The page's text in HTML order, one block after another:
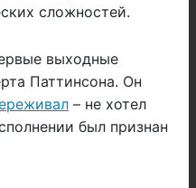
сложностей.
выходные
Паттинсона. Он
– не хотел
был признан